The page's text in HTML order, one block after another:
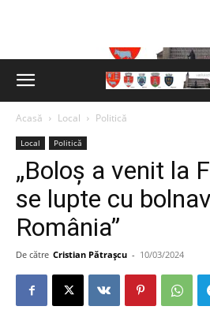
Acasă Local Politică
Local Politică
„Boloș a venit la
se lupte cu
România”
De către Cristian Pătrașcu - 10/03/2024